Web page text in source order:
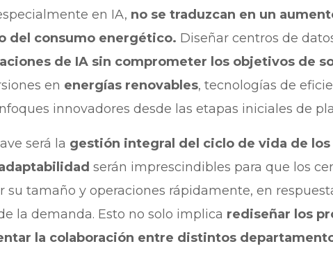
en IA, no se traduzcan en un
del consumo energético. Diseñar centros de
de IA sin comprometer los objetivos de
en energías renovables, tecnologías de
innovadores desde las etapas iniciales de
será la gestión integral del ciclo de vida de
serán imprescindibles para que los
su tamaño y operaciones rápidamente, en
la demanda. Esto no solo implica rediseñar los
la colaboración entre distintos